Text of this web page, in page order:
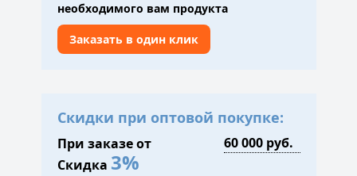
необходимого вам продукта
Заказать в один клик
Скидки при оптовой покупке:
При заказе от
Скидка 3%